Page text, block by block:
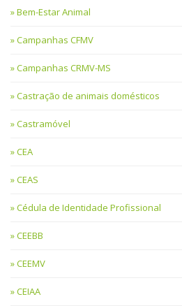
Bem-Estar Animal
Campanhas CFMV
Campanhas CRMV-MS
Castração de animais domésticos
Castramóvel
CEA
CEAS
Cédula de Identidade Profissional
CEEBB
CEEMV
CEIAA